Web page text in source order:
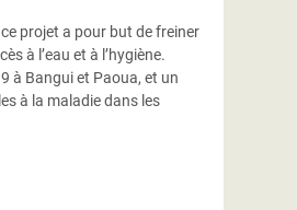
projet a pour but de freiner
à l’eau et à l’hygiène.
à Bangui et Paoua, et un
à la maladie dans les